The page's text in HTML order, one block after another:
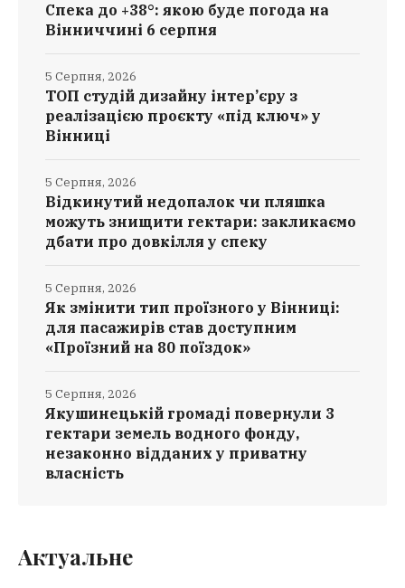
Спека до +38°: якою буде погода на
Вінниччині 6 серпня
ТОП студій дизайну інтер’єру з
реалізацією проєкту «під ключ» у
Вінниці
5 Серпня, 2026
Відкинутий недопалок чи пляшка
можуть знищити гектари: закликаємо
дбати про довкілля у спеку
5 Серпня, 2026
Як змінити тип проїзного у Вінниці:
для пасажирів став доступним
«Проїзний на 80 поїздок»
5 Серпня, 2026
Якушинецькій громаді повернули 3
гектари земель водного фонду,
незаконно відданих у приватну
власність
5 Серпня, 2026
Актуальне